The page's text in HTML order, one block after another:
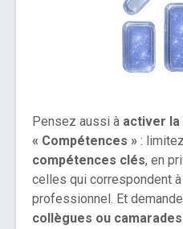
Pensez aussi à activer
« Compétences » :
compétences clés, en
celles qui correspondent
professionnel. Et
collègues ou camarades